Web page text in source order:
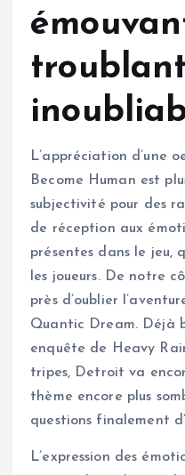
L’appréciation d’une
Become Human est
subjectivité pour des
de réception aux
présentes dans le jeu,
les joueurs. De notre
près d’oublier
Quantic Dream. Déjà
enquête de Heavy
tripes, Detroit va
thème encore plus
questions finalement
L’expression des